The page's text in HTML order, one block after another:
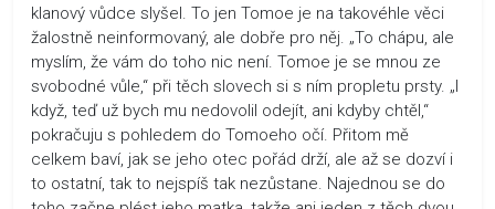
klanový vůdce slyšel. To jen Tomoe je na takovéhle věci
žalostně neinformovaný, ale dobře pro něj. „To chápu, ale
myslím, že vám do toho nic není. Tomoe je se mnou ze
svobodné vůle,“ při těch slovech si s ním propletu prsty. „I
když, teď už bych mu nedovolil odejít, ani kdyby chtěl,“
pokračuju s pohledem do Tomoeho očí. Přitom mě
celkem baví, jak se jeho otec pořád drží, ale až se dozví i
to ostatní, tak to nejspíš tak nezůstane. Najednou se do